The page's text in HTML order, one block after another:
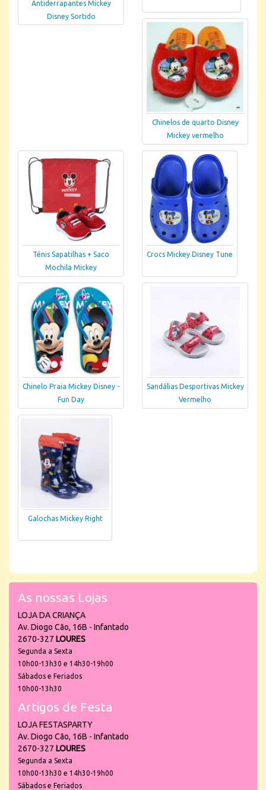
Antiderrapantes Mickey
Disney Sortido
Chinelos de quarto Disney
Mickey vermelho
Ténis Sapatilhas + Saco
Mochila Mickey
Crocs Mickey Disney Tune
Chinelo Praia Mickey Disney -
Fun Day
Sandálias Desportivas Mickey
Vermelho
Galochas Mickey Right
As nossas Lojas
LOJA DA CRIANÇA
Av. Diogo Cão, 16B - Infantado
2670-327 LOURES
Segunda a Sexta
10h00-13h30 e 14h30-19h00
Sábados e Feriados
10h00-13h30
Artigos de Festa
LOJA FESTASPARTY
Av. Diogo Cão, 16B - Infantado
2670-327 LOURES
Segunda a Sexta
10h00-13h30 e 14h30-19h00
Sábados e Feriados